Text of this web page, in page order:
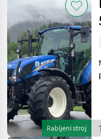
Rabljeni stroj